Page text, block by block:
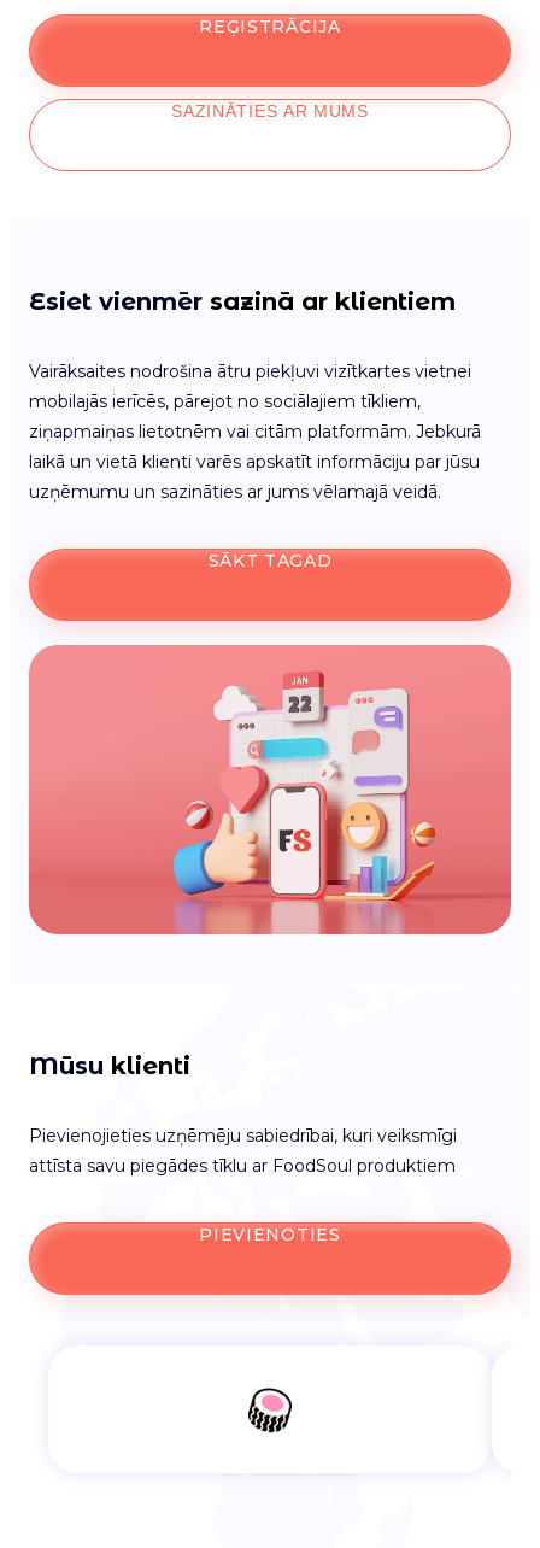
REĢISTRĀCIJA
SAZINĀTIES AR MUMS
Esiet vienmēr sazinā ar klientiem
Vairāksaites nodrošina ātru piekļuvi vizītkartes vietnei
mobilajās ierīcēs, pārejot no sociālajiem tīkliem,
ziņapmaiņas lietotnēm vai citām platformām. Jebkurā
laikā un vietā klienti varēs apskatīt informāciju par jūsu
uzņēmumu un sazināties ar jums vēlamajā veidā.
SĀKT TAGAD
Mūsu klienti
Pievienojieties uzņēmēju sabiedrībai, kuri veiksmīgi
attīsta savu piegādes tīklu ar FoodSoul produktiem
PIEVIENOTIES